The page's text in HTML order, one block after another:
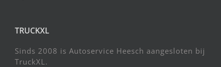
TRUCKXL
Sinds 2008 is Autoservice Heesch aangesloten bij
TruckXL.